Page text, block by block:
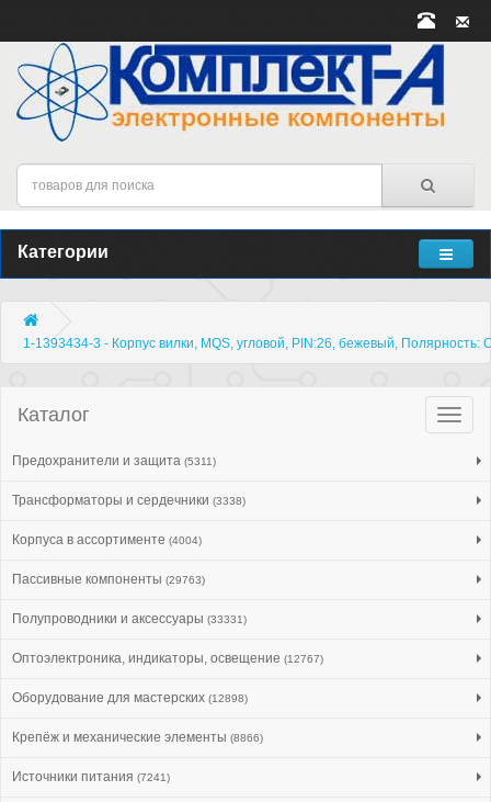
Категории
1-1393434-3 - Корпус вилки, MQS, угловой, PIN:26, бежевый, Полярность:
Каталог
Предохранители и защита (5311)
Трансформаторы и сердечники (3338)
Корпуса в ассортименте (4004)
Пассивные компоненты (29763)
Полупроводники и аксессуары (33331)
Оптоэлектроника, индикаторы, освещение (12767)
Оборудование для мастерских (12898)
Крепёж и механические элементы (8866)
Источники питания (7241)